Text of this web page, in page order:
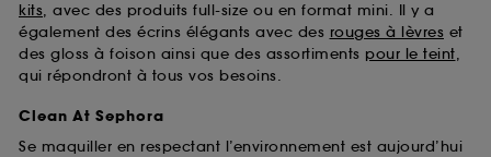
kits, avec des produits full-size ou en format mini. Il y a
également des écrins élégants avec des rouges à lèvres et
des gloss à foison ainsi que des assortiments pour le teint,
qui répondront à tous vos besoins.
Clean At Sephora
Se maquiller en respectant l’environnement est aujourd’hui